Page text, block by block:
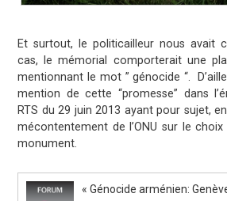
Et surtout, le politicailleur nous avait
cas, le mémorial comporterait une
mentionnant le mot ” génocide “.
mention de cette “promesse” dans
RTS du 29 juin 2013 ayant pour sujet,
mécontentement de l’ONU sur le choix
monument.